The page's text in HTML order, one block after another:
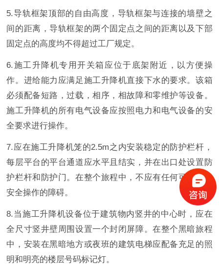
5.导轨框架顶部的自由高度，导轨框架与连接的墙壁之
间的距离，导轨框架的两个固定点之间的距离以及下部
固定点的高度均不得超过工厂规定。
6.施工升降机专用开关箱应位于底架附近，以方便操
作。进给能力应满足施工升降机直接下水的要求。该箱
必须配备短路，过载，相序，相故障和零维护等设备。
施工升降机的所有电气设备应按照电力和电气设备的安
全要求进行操作。
7.应在施工升降机笼的2.5m之内安装稳定的防护栏杆，
每层平台的平台通道应水平且结实，并在出口处设置防
护栏杆和防护门。在整个旅程中，不应有任何可能影响
安全操作的障碍。
8.当施工升降机设备位于建筑物内竖井的中心时，应在
全尺寸竖井壁周围设置一个封闭屏障。在整个黑暗旅程
中，安装在黑暗地方或夜班的建筑电梯应配备充足的照
明和明亮的楼层号码标记灯。